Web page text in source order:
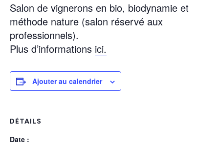
Salon de vignerons en bio, biodynamie et
méthode nature (salon réservé aux
professionnels).
Plus d’informations ici.
Ajouter au calendrier
DÉTAILS
Date :